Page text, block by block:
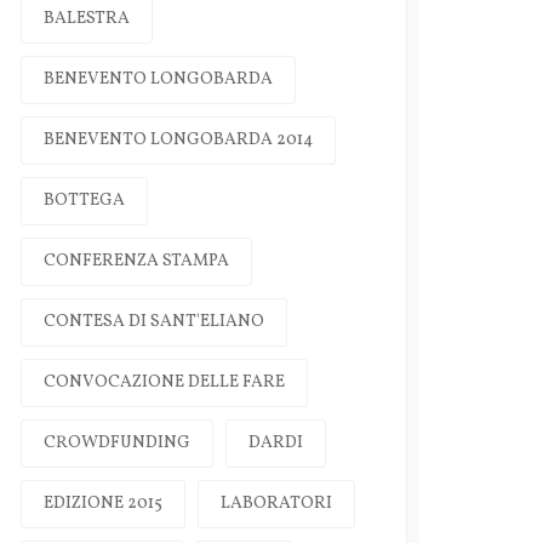
BALESTRA
BENEVENTO LONGOBARDA
BENEVENTO LONGOBARDA 2014
BOTTEGA
CONFERENZA STAMPA
CONTESA DI SANT'ELIANO
CONVOCAZIONE DELLE FARE
CROWDFUNDING DARDI
EDIZIONE 2015 LABORATORI